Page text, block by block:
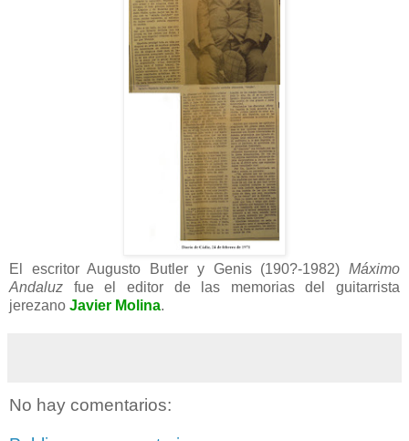
El escritor Augusto Butler y Genis (190?-1982) Máximo
Andaluz fue el editor de las memorias del guitarrista
jerezano Javier Molina.
No hay comentarios: